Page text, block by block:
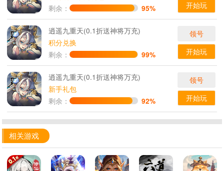
剩余：
95%
开始玩
逍遥九重天(0.1折送神将万充)
积分兑换
剩余：
99%
领号
开始玩
逍遥九重天(0.1折送神将万充)
新手礼包
剩余：
92%
领号
开始玩
相关游戏